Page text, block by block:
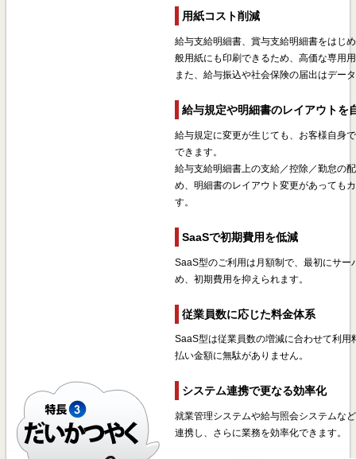
用紙コスト削減
給与支給明細書、賞与支給明細書をはじ
般用紙にも印刷できるため、高価な専用
また、給与振込や社会保険の届出はデー
給与規定や明細書のレイアウトを
給与規定に変更が生じても、お客様自身
できます。
給与支給明細書上の支給／控除／勤怠の
め、明細書のレイアウト変更があっても
す。
SaaSで初期費用を低減
SaaS型のご利用は月額制で、最初にサー
め、初期費用を抑えられます。
従業員数に応じた料金体系
SaaS型は従業員数の増減に合わせて利用
払い金額に無駄がありません。
システム連携で更なる効率化
就業管理システムや給与照会システムな
連携し、さらに業務を効率化できます。